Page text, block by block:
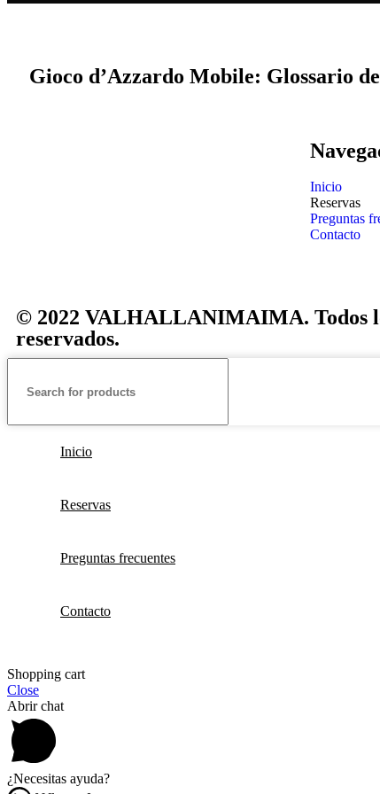
Gioco d’Azzardo Mobile: Glossario
Inicio
Reservas
Preguntas
Contacto
© 2022 VALHALLANIMAIMA. Todos
reservados.
Inicio
Reservas
Preguntas frecuentes
Contacto
Shopping cart
Close
Abrir chat
¿Necesitas ayuda?